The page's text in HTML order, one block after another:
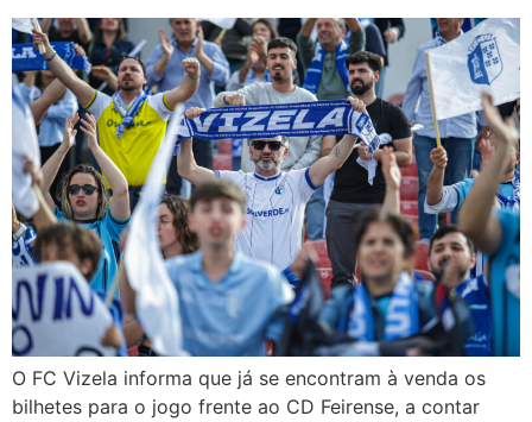
O FC Vizela informa que já se encontram à venda os
bilhetes para o jogo frente ao CD Feirense, a contar